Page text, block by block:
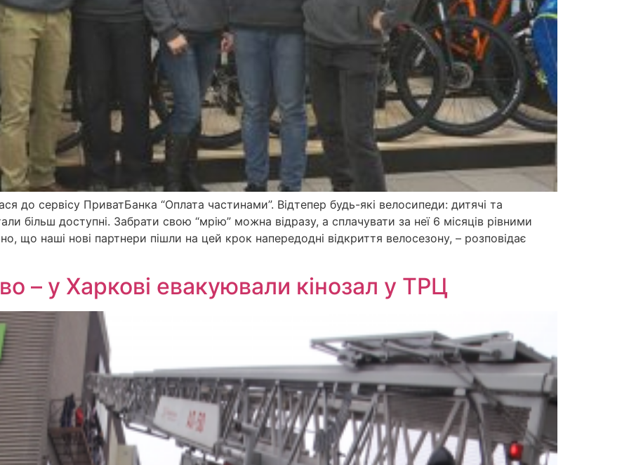
до сервісу ПриватБанка “Оплата частинами”. Відтепер будь-які велосипеди: дитячі та
більш доступні. Забрати свою “мрію” можна відразу, а сплачувати за неї 6 місяців рівними
що наші нові партнери пішли на цей крок напередодні відкриття велосезону, – розповідає
– у Харкові евакуювали кінозал у ТРЦ